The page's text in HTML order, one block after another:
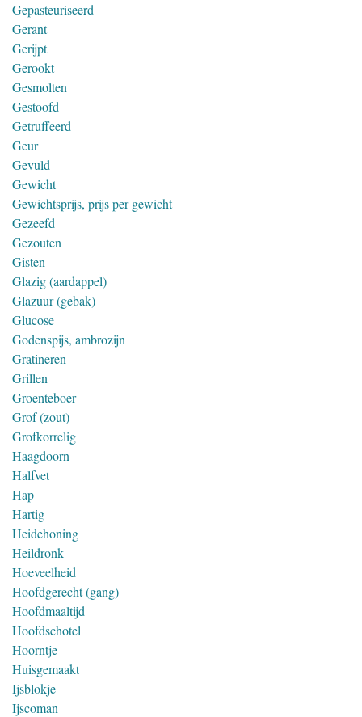
Gepasteuriseerd
Gerant
Gerijpt
Gerookt
Gesmolten
Gestoofd
Getruffeerd
Geur
Gevuld
Gewicht
Gewichtsprijs, prijs per gewicht
Gezeefd
Gezouten
Gisten
Glazig (aardappel)
Glazuur (gebak)
Glucose
Godenspijs, ambrozijn
Gratineren
Grillen
Groenteboer
Grof (zout)
Grofkorrelig
Haagdoorn
Halfvet
Hap
Hartig
Heidehoning
Heildronk
Hoeveelheid
Hoofdgerecht (gang)
Hoofdmaaltijd
Hoofdschotel
Hoorntje
Huisgemaakt
Ijsblokje
Ijscoman